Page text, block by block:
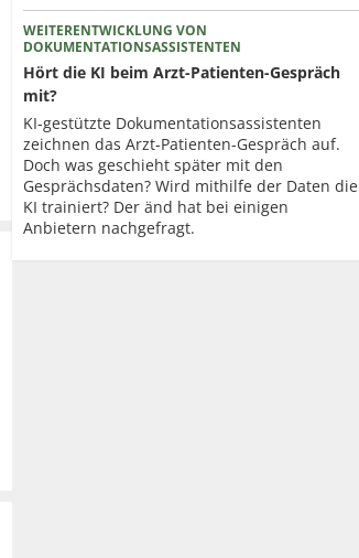
WEITERENTWICKLUNG VON
DOKUMENTATIONSASSISTENTEN
Hört die KI beim Arzt-Patienten-Gespräch
mit?
KI-gestützte Dokumentationsassistenten
zeichnen das Arzt-Patienten-Gespräch auf.
Doch was geschieht später mit den
Gesprächsdaten? Wird mithilfe der Daten die
KI trainiert? Der änd hat bei einigen
Anbietern nachgefragt.